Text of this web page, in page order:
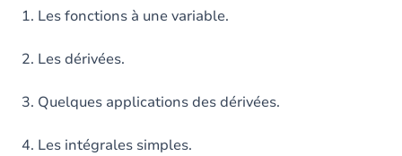
1. Les fonctions à une variable.
2. Les dérivées.
3. Quelques applications des dérivées.
4. Les intégrales simples.